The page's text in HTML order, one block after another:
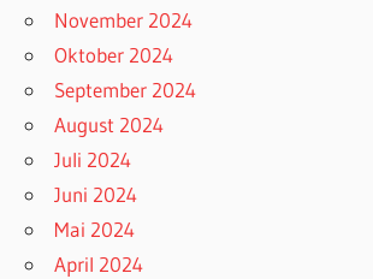
November 2024
Oktober 2024
September 2024
August 2024
Juli 2024
Juni 2024
Mai 2024
April 2024